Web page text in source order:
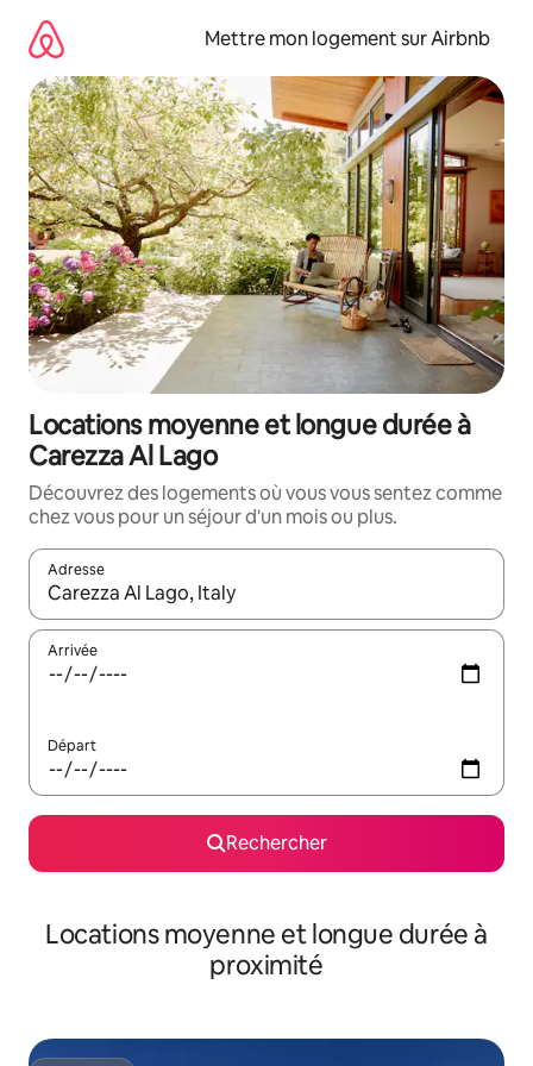
directement
contenu
Mettre mon logement sur Airbnb
Locations moyenne et longue durée à
Carezza Al Lago
Découvrez des logements où vous vous sentez comme
chez vous pour un séjour d'un mois ou plus.
Adresse
Lorsque les résultats s'affichent, utilisez les flèches vers le
Arrivée
Départ
Rechercher
Locations moyenne et longue durée à
proximité